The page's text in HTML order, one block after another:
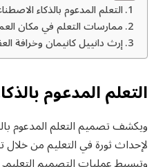
التعلم المدعوم بالذكاء
ممارسات التعلم في مكان
إرث دانييل كانيمان وخرافة
التعلم المدعوم
ويكشف تصميم التعلم المدعوم
لإحداث ثورة في ‏التعليم من